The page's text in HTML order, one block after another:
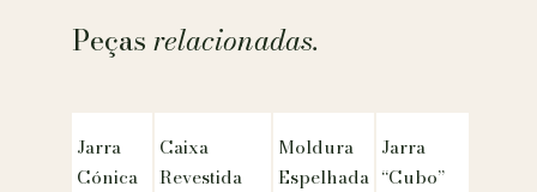
Peçasrelacionadas.
Jarra
Cónica
Caixa
Revestida
Moldura
Espelhada
Jarra
“Cubo”